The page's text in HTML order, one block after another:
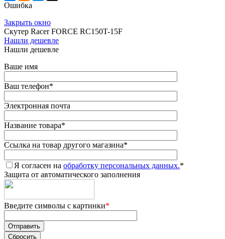
Ошибка
Закрыть окно
Скутер Racer FORCE RC150T-15F
Нашли дешевле
Нашли дешевле
Ваше имя
Ваш телефон*
Электронная почта
Название товара*
Ссылка на товар другого магазина*
Я согласен на обработку персональных данных.*
Защита от автоматического заполнения
Введите символы с картинки*